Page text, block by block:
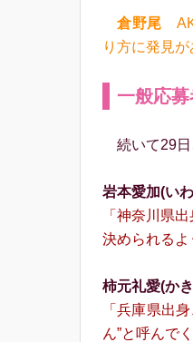
倉野尾
り方に発見
一般応
続いて29日
岩本愛加(い
「神奈川県
決められるよ
柿元礼愛(か
「兵庫県出
ん”と呼んで